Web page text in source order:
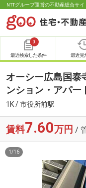
NTTグループ運営の不動産総合サ
0
最近検索した条件 最近見
オーシー広島国泰
ンション・アパー
1K / 市役所前駅
賃料7.60万円 /
1 /16